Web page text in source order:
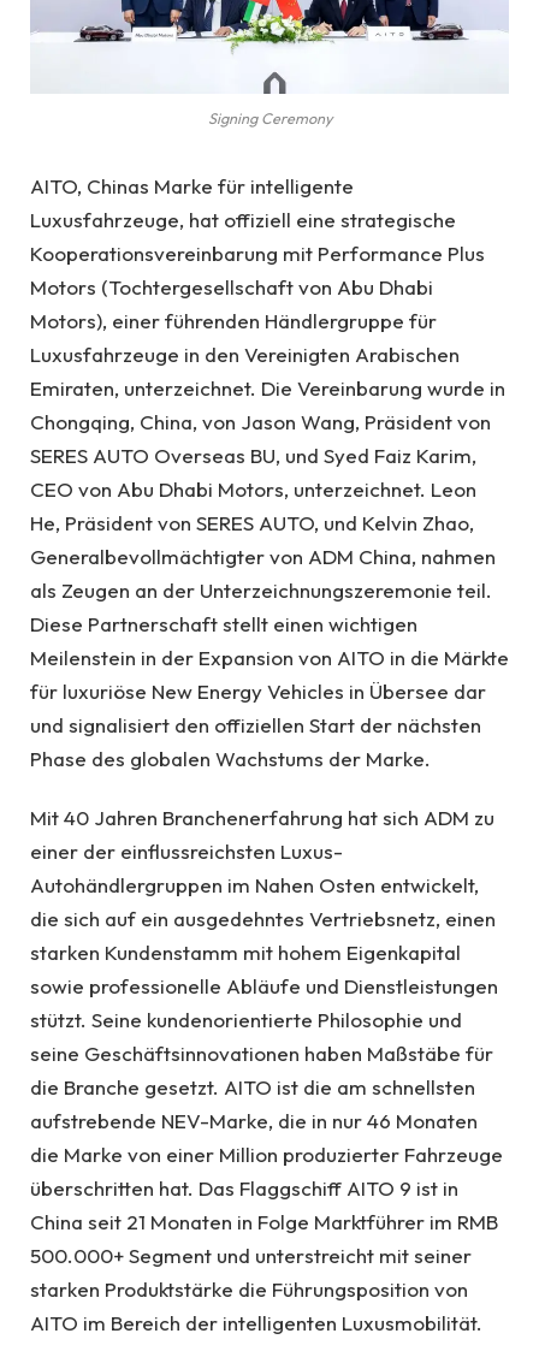
Signing Ceremony
AITO, Chinas Marke für intelligente
Luxusfahrzeuge, hat offiziell eine strategische
Kooperationsvereinbarung mit Performance Plus
Motors (Tochtergesellschaft von Abu Dhabi
Motors), einer führenden Händlergruppe für
Luxusfahrzeuge in den Vereinigten Arabischen
Emiraten, unterzeichnet. Die Vereinbarung wurde in
Chongqing, China, von Jason Wang, Präsident von
SERES AUTO Overseas BU, und Syed Faiz Karim,
CEO von Abu Dhabi Motors, unterzeichnet. Leon
He, Präsident von SERES AUTO, und Kelvin Zhao,
Generalbevollmächtigter von ADM China, nahmen
als Zeugen an der Unterzeichnungszeremonie teil.
Diese Partnerschaft stellt einen wichtigen
Meilenstein in der Expansion von AITO in die Märkte
für luxuriöse New Energy Vehicles in Übersee dar
und signalisiert den offiziellen Start der nächsten
Phase des globalen Wachstums der Marke.
Mit 40 Jahren Branchenerfahrung hat sich ADM zu
einer der einflussreichsten Luxus-
Autohändlergruppen im Nahen Osten entwickelt,
die sich auf ein ausgedehntes Vertriebsnetz, einen
starken Kundenstamm mit hohem Eigenkapital
sowie professionelle Abläufe und Dienstleistungen
stützt. Seine kundenorientierte Philosophie und
seine Geschäftsinnovationen haben Maßstäbe für
die Branche gesetzt. AITO ist die am schnellsten
aufstrebende NEV-Marke, die in nur 46 Monaten
die Marke von einer Million produzierter Fahrzeuge
überschritten hat. Das Flaggschiff AITO 9 ist in
China seit 21 Monaten in Folge Marktführer im RMB
500.000+ Segment und unterstreicht mit seiner
starken Produktstärke die Führungsposition von
AITO im Bereich der intelligenten Luxusmobilität.